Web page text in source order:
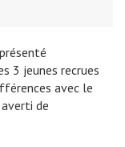
3 jeunes recrues
avec le
de